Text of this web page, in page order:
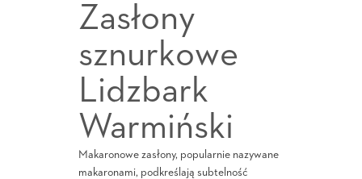
Zasłony
sznurkowe
Lidzbark
Warmiński
Makaronowe zasłony, popularnie nazywane
makaronami, podkreślają subtelność